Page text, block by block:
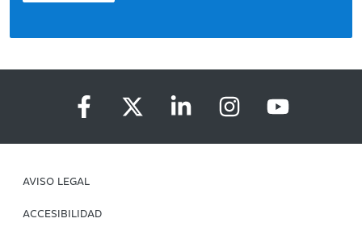
AVISO LEGAL
ACCESIBILIDAD